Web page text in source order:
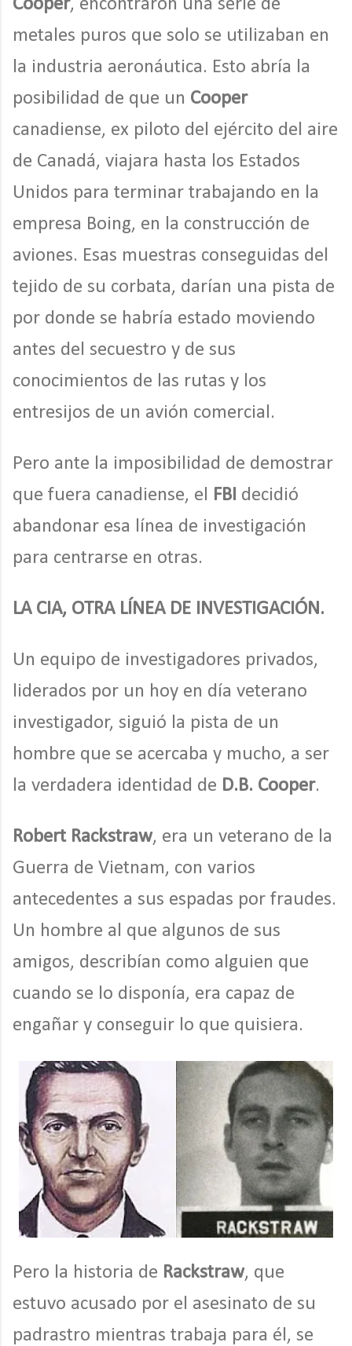
Cooper, encontraron una serie de
metales puros que solo se utilizaban en
la industria aeronáutica. Esto abría la
posibilidad de que un Cooper
canadiense, ex piloto del ejército del aire
de Canadá, viajara hasta los Estados
Unidos para terminar trabajando en la
empresa Boing, en la construcción de
aviones. Esas muestras conseguidas del
tejido de su corbata, darían una pista de
por donde se habría estado moviendo
antes del secuestro y de sus
conocimientos de las rutas y los
entresijos de un avión comercial.
Pero ante la imposibilidad de demostrar
que fuera canadiense, el FBI decidió
abandonar esa línea de investigación
para centrarse en otras.
LA CIA, OTRA LÍNEA DE INVESTIGACIÓN.
Un equipo de investigadores privados,
liderados por un hoy en día veterano
investigador, siguió la pista de un
hombre que se acercaba y mucho, a ser
la verdadera identidad de D.B. Cooper.
Robert Rackstraw, era un veterano de la
Guerra de Vietnam, con varios
antecedentes a sus espadas por fraudes.
Un hombre al que algunos de sus
amigos, describían como alguien que
cuando se lo disponía, era capaz de
engañar y conseguir lo que quisiera.
Pero la historia de Rackstraw, que
estuvo acusado por el asesinato de su
padrastro mientras trabaja para él, se